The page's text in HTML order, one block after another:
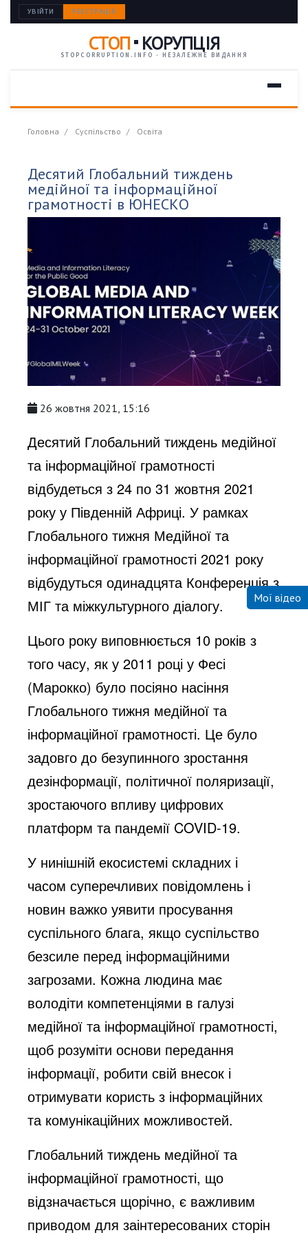
УВІЙТИ РЕЄСТРАЦІЯ
СТОП КОРУПЦІЯ
STOPCORRUPTION.INFO · НЕЗАЛЕЖНЕ ВИДАННЯ
Головна Суспільство Освіта
Десятий Глобальний тиждень
медійної та інформаційної
грамотності в ЮНЕСКО
26 жовтня 2021, 15:16
Десятий Глобальний тиждень медійної
та інформаційної грамотності
відбудеться з 24 по 31 жовтня 2021
року у Південній Африці. У рамках
Глобального тижня Медійної та
інформаційної грамотності 2021 року
відбудуться одинадцята Конференція з
МІГ та міжкультурного діалогу.
Цього року виповнюється 10 років з
того часу, як у 2011 році у Фесі
(Марокко) було посіяно насіння
Глобального тижня медійної та
інформаційної грамотності. Це було
задовго до безупинного зростання
дезінформації, політичної поляризації,
зростаючого впливу цифрових
платформ та пандемії COVID-19.
У нинішній екосистемі складних і
часом суперечливих повідомлень і
новин важко уявити просування
суспільного блага, якщо суспільство
безсиле перед інформаційними
загрозами. Кожна людина має
володіти компетенціями в галузі
медійної та інформаційної грамотності,
щоб розуміти основи передання
інформації, робити свій внесок і
отримувати користь з інформаційних
та комунікаційних можливостей.
Глобальний тиждень медійної та
інформаційної грамотності, що
відзначається щорічно, є важливим
приводом для заінтересованих сторін
Мої відео